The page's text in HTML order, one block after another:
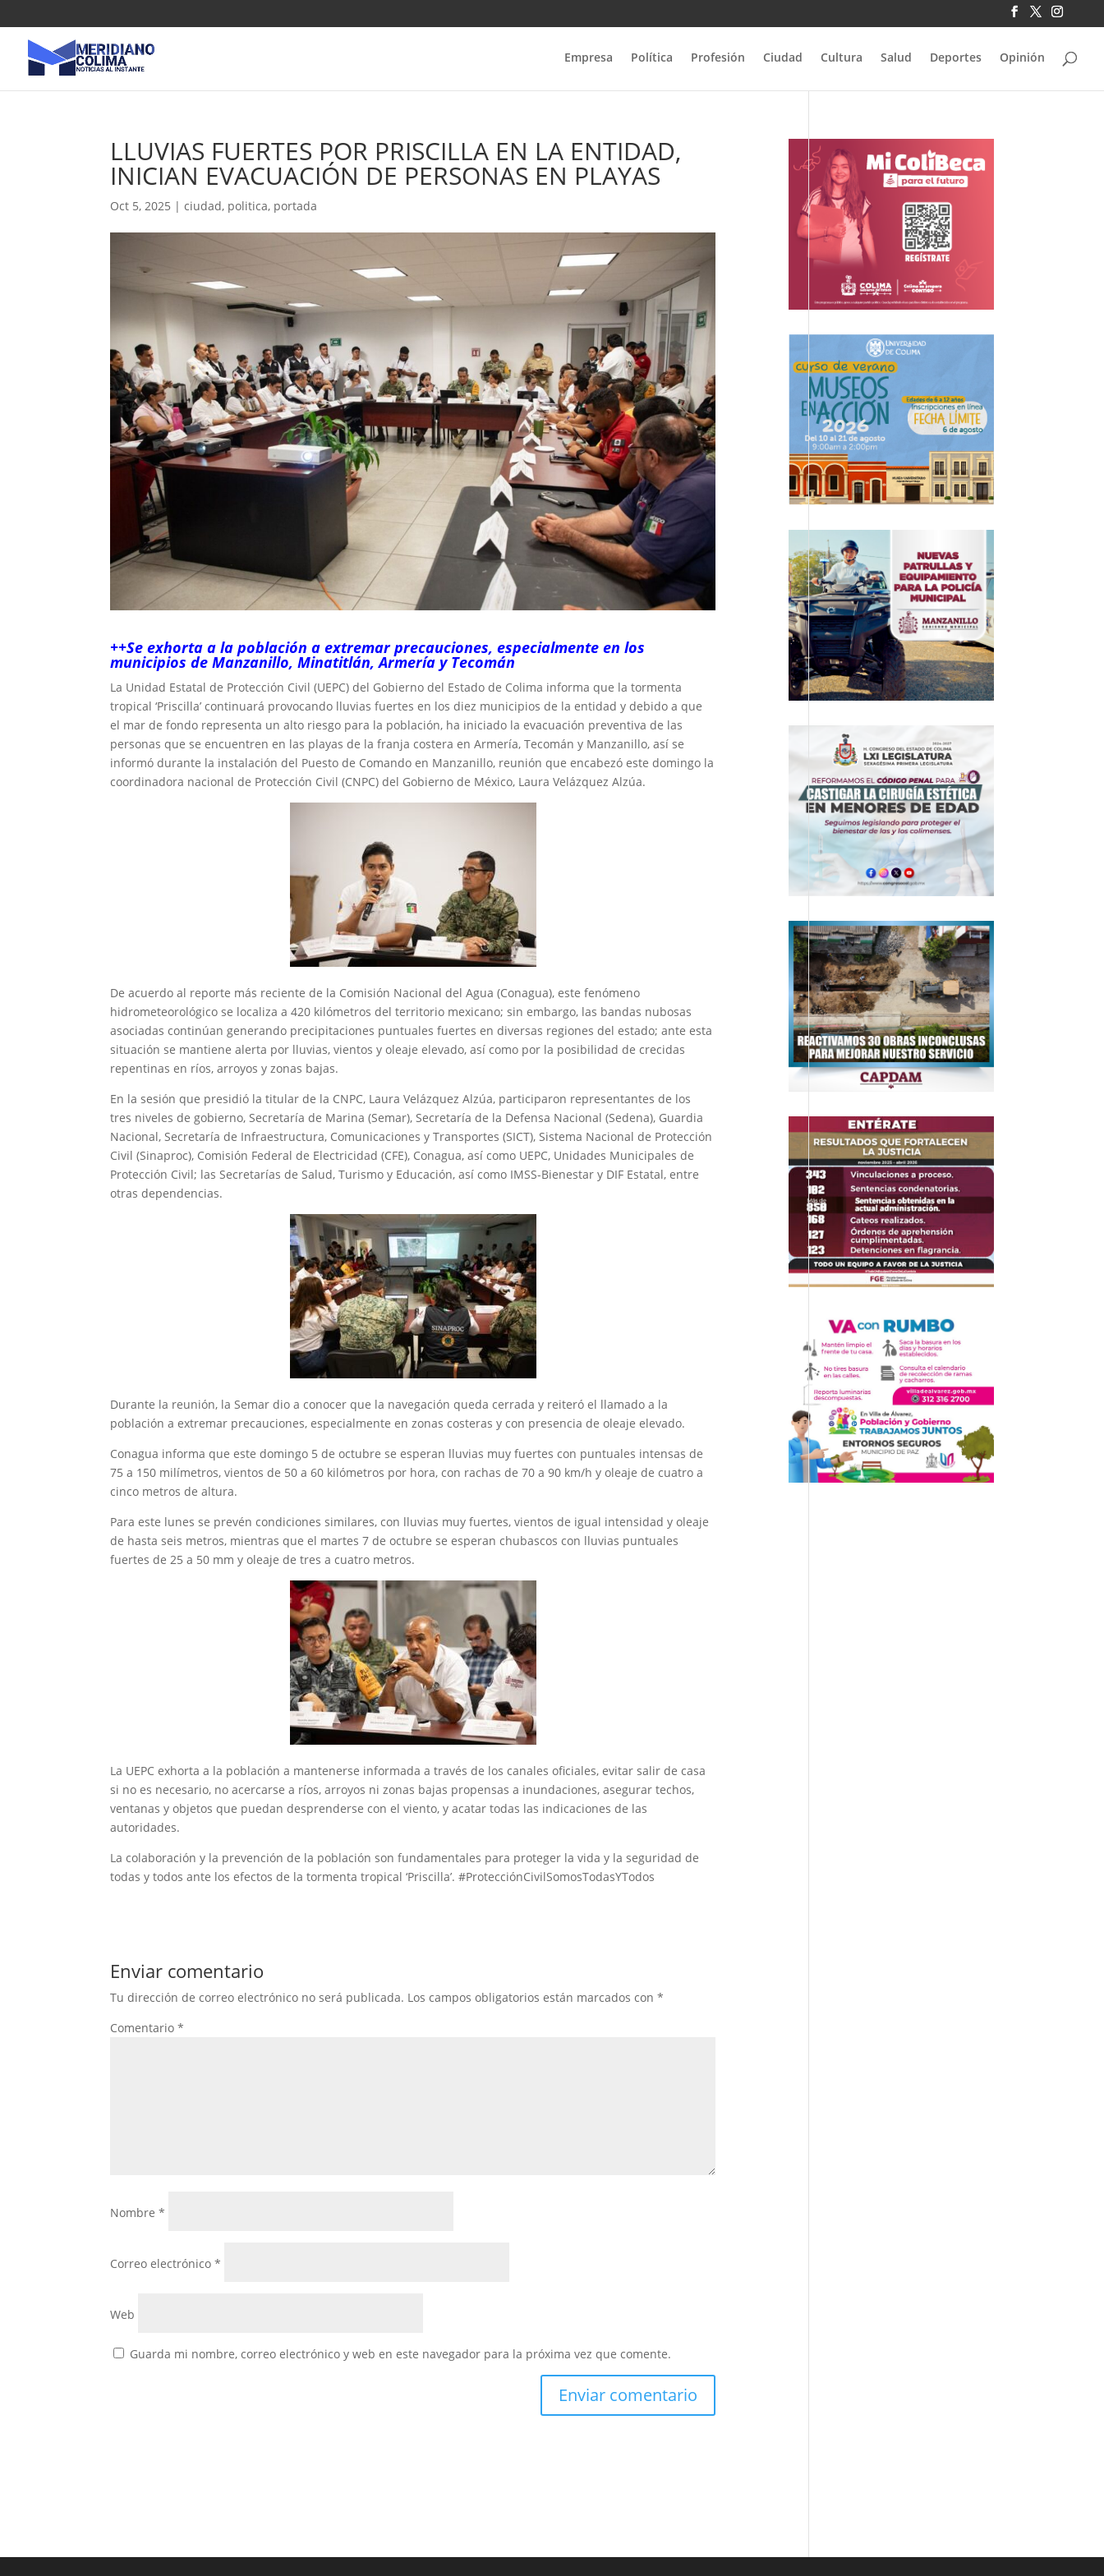
Empresa Política Profesión Ciudad Cultura Salud Deportes Opinión
LLUVIAS FUERTES POR PRISCILLA EN LA ENTIDAD,
INICIAN EVACUACIÓN DE PERSONAS EN PLAYAS
Oct 5, 2025 |ciudad, politica, portada
++Se exhorta a la población a extremar precauciones, especialmente en los
municipios de Manzanillo, Minatitlán, Armería y Tecomán
La Unidad Estatal de Protección Civil (UEPC) del Gobierno del Estado de Colima informa que la tormenta
tropical ‘Priscilla’ continuará provocando lluvias fuertes en los diez municipios de la entidad y debido a que
el mar de fondo representa un alto riesgo para la población, ha iniciado la evacuación preventiva de las
personas que se encuentren en las playas de la franja costera en Armería, Tecomán y Manzanillo, así se
informó durante la instalación del Puesto de Comando en Manzanillo, reunión que encabezó este domingo la
coordinadora nacional de Protección Civil (CNPC) del Gobierno de México, Laura Velázquez Alzúa.
De acuerdo al reporte más reciente de la Comisión Nacional del Agua (Conagua), este fenómeno
hidrometeorológico se localiza a 420 kilómetros del territorio mexicano; sin embargo, las bandas nubosas
asociadas continúan generando precipitaciones puntuales fuertes en diversas regiones del estado; ante esta
situación se mantiene alerta por lluvias, vientos y oleaje elevado, así como por la posibilidad de crecidas
repentinas en ríos, arroyos y zonas bajas.
En la sesión que presidió la titular de la CNPC, Laura Velázquez Alzúa, participaron representantes de los
tres niveles de gobierno, Secretaría de Marina (Semar), Secretaría de la Defensa Nacional (Sedena), Guardia
Nacional, Secretaría de Infraestructura, Comunicaciones y Transportes (SICT), Sistema Nacional de Protección
Civil (Sinaproc), Comisión Federal de Electricidad (CFE), Conagua, así como UEPC, Unidades Municipales de
Protección Civil; las Secretarías de Salud, Turismo y Educación, así como IMSS-Bienestar y DIF Estatal, entre
otras dependencias.
Durante la reunión, la Semar dio a conocer que la navegación queda cerrada y reiteró el llamado a la
población a extremar precauciones, especialmente en zonas costeras y con presencia de oleaje elevado.
Conagua informa que este domingo 5 de octubre se esperan lluvias muy fuertes con puntuales intensas de
75 a 150 milímetros, vientos de 50 a 60 kilómetros por hora, con rachas de 70 a 90 km/h y oleaje de cuatro a
cinco metros de altura.
Para este lunes se prevén condiciones similares, con lluvias muy fuertes, vientos de igual intensidad y oleaje
de hasta seis metros, mientras que el martes 7 de octubre se esperan chubascos con lluvias puntuales
fuertes de 25 a 50 mm y oleaje de tres a cuatro metros.
La UEPC exhorta a la población a mantenerse informada a través de los canales oficiales, evitar salir de casa
si no es necesario, no acercarse a ríos, arroyos ni zonas bajas propensas a inundaciones, asegurar techos,
ventanas y objetos que puedan desprenderse con el viento, y acatar todas las indicaciones de las
autoridades.
La colaboración y la prevención de la población son fundamentales para proteger la vida y la seguridad de
todas y todos ante los efectos de la tormenta tropical ‘Priscilla’. #ProtecciónCivilSomosTodasYTodos
Enviar comentario
Tu dirección de correo electrónico no será publicada. Los campos obligatorios están marcados con*
Comentario*
Nombre*
Correo electrónico*
Web
Guarda mi nombre, correo electrónico y web en este navegador para la próxima vez que comente.